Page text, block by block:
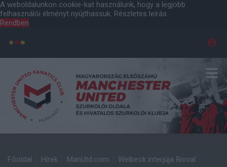
A weboldalunkon cookie-kat használunk, hogy a legjobb
felhasználói élményt nyújthassuk. Részletes leírás
Rendben
Főoldal Hírek ManUtd.com Welbeck interjúja Rioval